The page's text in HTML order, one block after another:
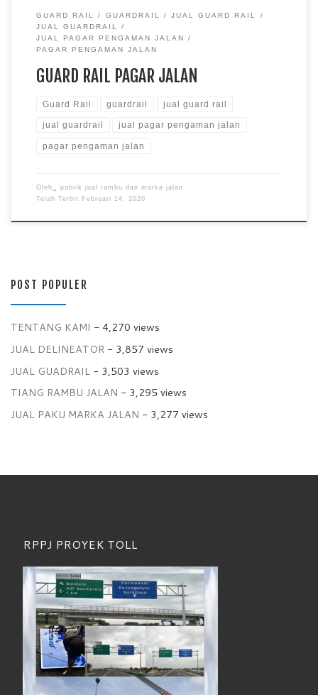
GUARD RAIL GUARDRAIL
JUAL GUARD RAIL
JUAL GUARDRAIL
JUAL PAGAR PENGAMAN JALAN
PAGAR PENGAMAN JALAN
GUARD RAIL PAGAR JALAN
Guard Rail guardrail jual guard rail
jual guardrail jual pagar pengaman jalan
pagar pengaman jalan
Oleh␣ pabrik jual rambu dan marka jalan
Telah Terbit
Februari 14, 2020
POST POPULER
TENTANG KAMI - 4,270 views
JUAL DELINEATOR - 3,857 views
JUAL GUADRAIL - 3,503 views
TIANG RAMBU JALAN - 3,295 views
JUAL PAKU MARKA JALAN - 3,277 views
RPPJ PROYEK TOLL